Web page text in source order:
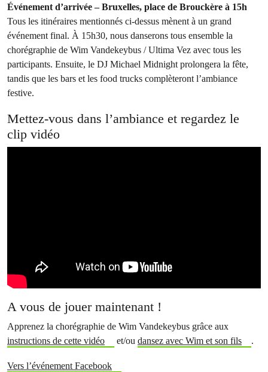
Événement d’arrivée – Bruxelles, place de Brouckère à 15h
Tous les itinéraires mentionnés ci-dessus mènent à un grand
événement final. À 15h30, nous danserons tous ensemble la
chorégraphie de Wim Vandekeybus / Ultima Vez avec tous les
participants. Ensuite, le DJ Michael Midnight prolongera la fête,
tandis que les bars et les food trucks complèteront l’ambiance
festive.
Mettez-vous dans l’ambiance et regardez le
clip vidéo
A vous de jouer maintenant !
Apprenez la chorégraphie de Wim Vandekeybus grâce aux
instructions de cette vidéo
et/ou dansez avec Wim et son fils .
Vers l’événement Facebook